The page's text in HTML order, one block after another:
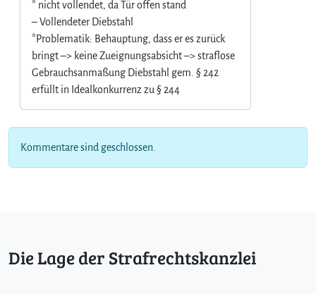
* nicht vollendet, da Tür offen stand
– Vollendeter Diebstahl
*Problematik: Behauptung, dass er es zurück
bringt –> keine Zueignungsabsicht –> straflose
Gebrauchsanmaßung Diebstahl gem. § 242
erfüllt in Idealkonkurrenz zu § 244
Kommentare sind geschlossen.
Die Lage der Strafrechtskanzlei